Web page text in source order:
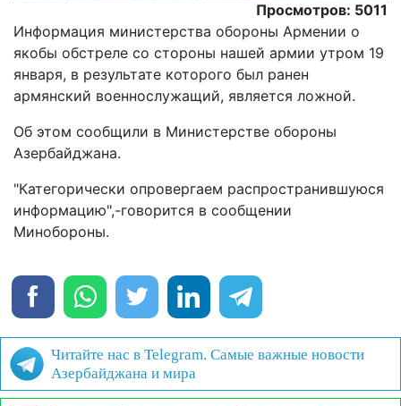
Просмотров: 5011
Информация министерства обороны Армении о
якобы обстреле со стороны нашей армии утром 19
января, в результате которого был ранен
армянский военнослужащий, является ложной.
Oб этом сообщили в Министерстве обороны
Азербайджана.
"Категорически опровергаем распространившуюся
информацию",-говорится в сообщении
Mинобороны.
Читайте нас в Telegram. Самые важные новости
Азербайджана и мира